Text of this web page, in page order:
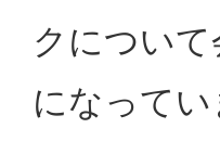
クについ
になって